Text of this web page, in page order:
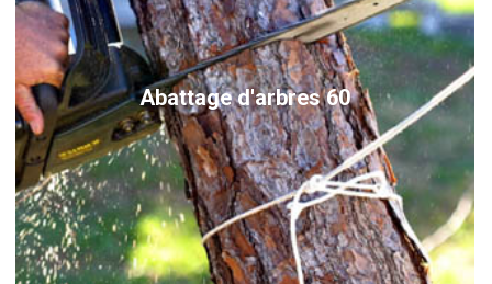
Abattage d'arbres 60